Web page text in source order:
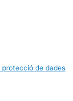
de dades